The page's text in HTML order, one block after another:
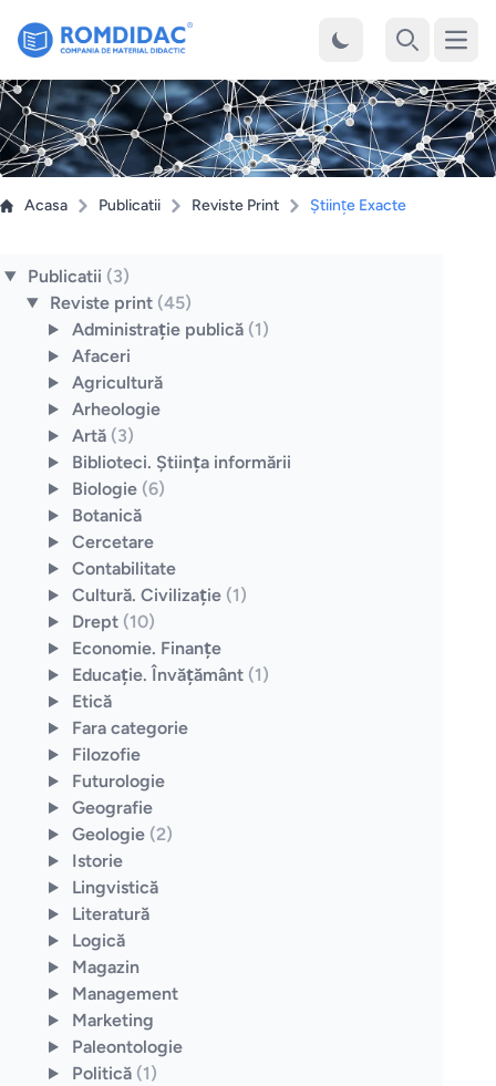
Acasa Publicatii Reviste Print Ştiinţe Exacte
Publicatii (3)
Reviste print (45)
Administraţie publică (1)
Afaceri
Agricultură
Arheologie
Artă (3)
Biblioteci. Ştiinţa informării
Biologie (6)
Botanică
Cercetare
Contabilitate
Cultură. Civilizaţie (1)
Drept (10)
Economie. Finanţe
Educaţie. Învăţământ (1)
Etică
Fara categorie
Filozofie
Futurologie
Geografie
Geologie (2)
Istorie
Lingvistică
Literatură
Logică
Magazin
Management
Marketing
Paleontologie
Politică (1)